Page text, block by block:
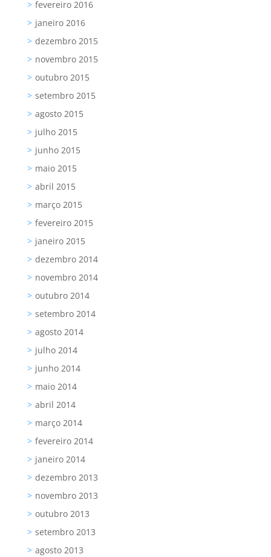
fevereiro 2016
janeiro 2016
dezembro 2015
novembro 2015
outubro 2015
setembro 2015
agosto 2015
julho 2015
junho 2015
maio 2015
abril 2015
março 2015
fevereiro 2015
janeiro 2015
dezembro 2014
novembro 2014
outubro 2014
setembro 2014
agosto 2014
julho 2014
junho 2014
maio 2014
abril 2014
março 2014
fevereiro 2014
janeiro 2014
dezembro 2013
novembro 2013
outubro 2013
setembro 2013
agosto 2013